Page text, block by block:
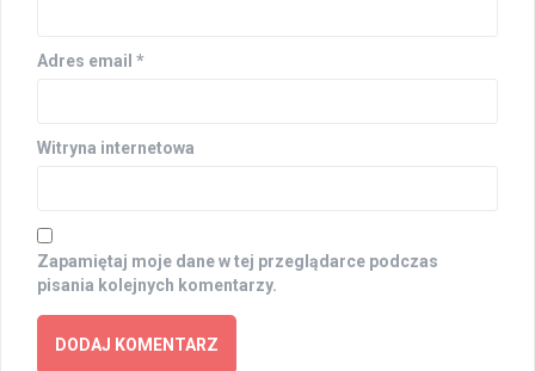
Adres email *
Witryna internetowa
Zapamiętaj moje dane w tej przeglądarce podczas
pisania kolejnych komentarzy.